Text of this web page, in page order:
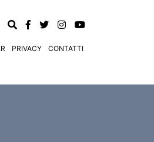
PRIVACY CONTATTI